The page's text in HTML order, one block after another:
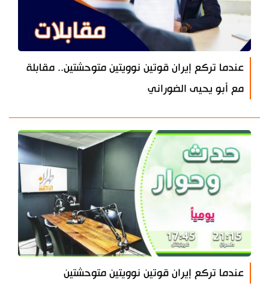
عندما تركع إيران قوتين نوويتين متوحشتين.. مقابلة
مع أبو يحيى الضوراني
عندما تركع إيران قوتين نوويتين متوحشتين